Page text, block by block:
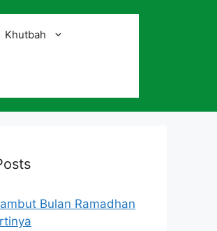
Khutbah
Bulan Ramadhan